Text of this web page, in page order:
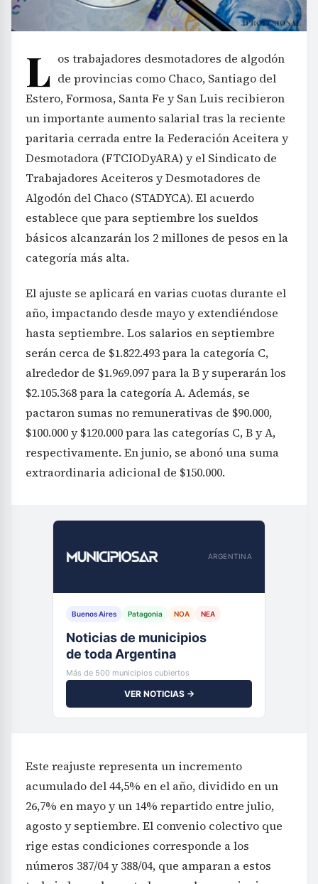
L os trabajadores desmotadores de algodón
de provincias como Chaco, Santiago del
Estero, Formosa, Santa Fe y San Luis recibieron
un importante aumento salarial tras la reciente
paritaria cerrada entre la Federación Aceitera y
Desmotadora (FTCIODyARA) y el Sindicato de
Trabajadores Aceiteros y Desmotadores de
Algodón del Chaco (STADYCA). El acuerdo
establece que para septiembre los sueldos
básicos alcanzarán los 2 millones de pesos en la
categoría más alta.
El ajuste se aplicará en varias cuotas durante el
año, impactando desde mayo y extendiéndose
hasta septiembre. Los salarios en septiembre
serán cerca de $1.822.493 para la categoría C,
alrededor de $1.969.097 para la B y superarán los
$2.105.368 para la categoría A. Además, se
pactaron sumas no remunerativas de $90.000,
$100.000 y $120.000 para las categorías C, B y A,
respectivamente. En junio, se abonó una suma
extraordinaria adicional de $150.000.
ARGENTINA
Buenos Aires Patagonia NOA NEA
Noticias de municipios
de toda Argentina
Más de 500 municipios cubiertos
VER NOTICIAS →
Este reajuste representa un incremento
acumulado del 44,5% en el año, dividido en un
26,7% en mayo y un 14% repartido entre julio,
agosto y septiembre. El convenio colectivo que
rige estas condiciones corresponde a los
números 387/04 y 388/04, que amparan a estos